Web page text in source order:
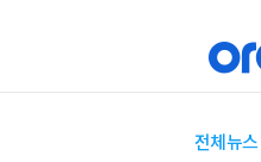
전체뉴스